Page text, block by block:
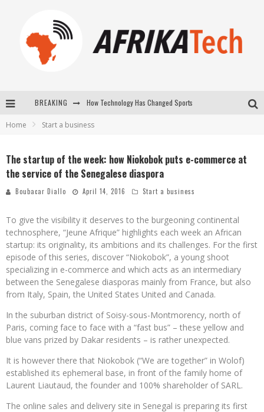
BREAKING
New to online sports betting? Consider These Tips to Play Your First Online Sports Betting Successfully
Home Start a business
The startup of the week: how Niokobok puts e-commerce at
the service of the Senegalese diaspora
Boubacar Diallo April 14, 2016 Start a business
To give the visibility it deserves to the burgeoning continental
technosphere, “Jeune Afrique” highlights each week an African
startup: its originality, its ambitions and its challenges. For the first
episode of this series, discover “Niokobok”, a young shoot
specializing in e-commerce and which acts as an intermediary
between the Senegalese diasporas mainly from France, but also
from Italy, Spain, the United States United and Canada.
In the suburban district of Soisy-sous-Montmorency, north of
Paris, coming face to face with a “fast bus” – these yellow and
blue vans prized by Dakar residents – is rather unexpected.
It is however there that Niokobok (“We are together” in Wolof)
established its ephemeral base, in front of the family home of
Laurent Liautaud, the founder and 100% shareholder of SARL.
The online sales and delivery site in Senegal is preparing its first